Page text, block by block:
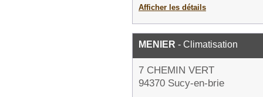
Afficher les détails
MENIER - Climatisation
7 CHEMIN VERT
94370 Sucy-en-brie